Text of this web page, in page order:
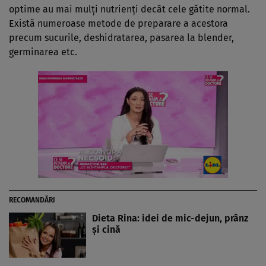
optime au mai mulţi nutrienţi decât cele gătite normal.
Există numeroase metode de preparare a acestora
precum sucurile, deshidratarea, pasarea la blender,
germinarea etc.
RECOMANDĂRI
Dieta Rina: idei de mic-dejun, prânz
şi cină